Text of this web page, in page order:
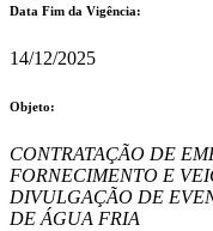
Data Fim da Vigência:
14/12/2025
Objeto:
CONTRATAÇÃO DE
FORNECIMENTO E
DIVULGAÇÃO DE
DE ÁGUA FRIA